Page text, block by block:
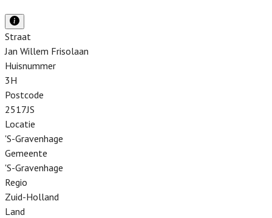
Straat
Jan Willem Frisolaan
Huisnummer
3H
Postcode
2517JS
Locatie
'S-Gravenhage
Gemeente
'S-Gravenhage
Regio
Zuid-Holland
Land